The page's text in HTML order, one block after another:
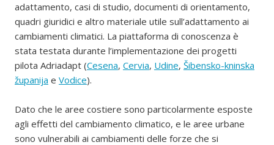
adattamento, casi di studio, documenti di orientamento,
quadri giuridici e altro materiale utile sull’adattamento ai
cambiamenti climatici. La piattaforma di conoscenza è
stata testata durante l’implementazione dei progetti
pilota Adriadapt (Cesena, Cervia, Udine, Šibensko-kninska
županija e Vodice).
Dato che le aree costiere sono particolarmente esposte
agli effetti del cambiamento climatico, e le aree urbane
sono vulnerabili ai cambiamenti delle forze che si